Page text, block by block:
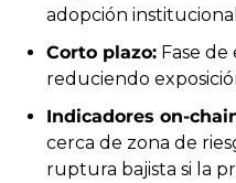
adopción
Corto plazo: Fase
reduciendo
Indicadores on-
cerca de zona de
ruptura bajista si la